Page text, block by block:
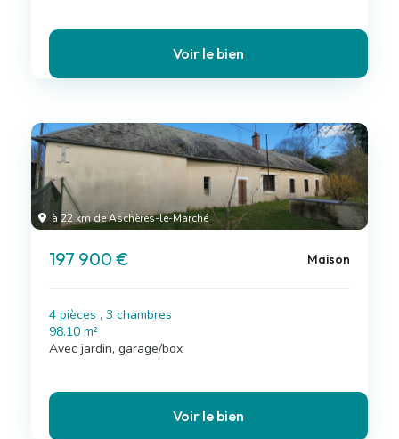
Voir le bien
à 22 km de Aschères-le-Marché
197 900 € Maison
4 pièces , 3 chambres
98.10 m²
Avec jardin, garage/box
Voir le bien